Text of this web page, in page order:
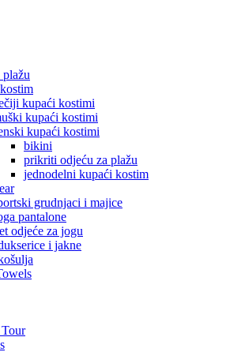
plažu
kupaći kostimi
kupaći kostimi
kupaći kostimi
bikini
prikriti odjeću za plažu
jednodelni kupaći kostim
grudnjaci i majice
pantalone
odjeće za jogu
i jakne